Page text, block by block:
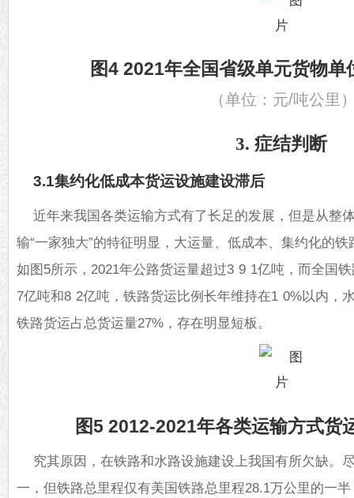
图4 2021年全国省级单元货物单
（单位：元/吨公里
3. 症结判断
3.1集约化低成本货运设施建设滞后
近年来我国各类运输方式有了长足的发展，但是从整
输“一家独大”的特征明显，大运量、低成本、集约化的
如图5所示，2021年公路货运量超过3 9 1亿吨，而全国
7亿吨和8 2亿吨，铁路货运比例长年维持在1 0%以内，
铁路货运占总货运量27%，存在明显短板。
图5 2012-2021年各类运输方式货
究其原因，在铁路和水路设施建设上我国有所欠缺。
一，但铁路总里程仅有美国铁路总里程28.1万公里的一